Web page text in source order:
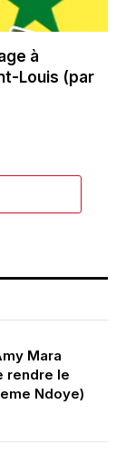
à
Louis (par
Mara
rendre le
Ndoye)